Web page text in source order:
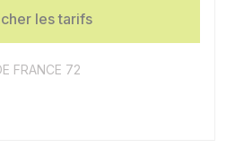
par hectareles tarifs
FRANCE 72